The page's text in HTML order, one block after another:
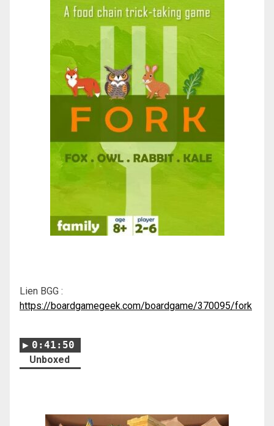
Lien BGG :
https://boardgamegeek.com/boardgame/370095/fork
0:41:50
Unboxed